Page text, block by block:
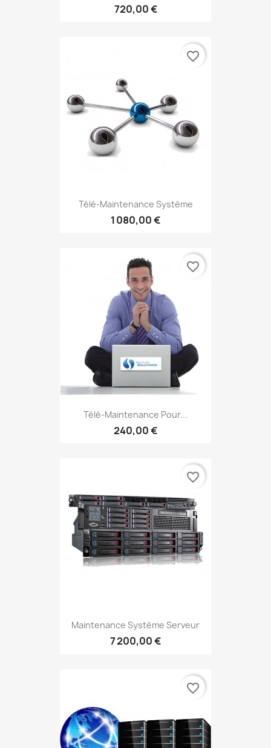
720,00 €
Télé-Maintenance Système
1 080,00 €
favorite_border
Télé-Maintenance Pour...
240,00 €
favorite_border
Maintenance Système Serveur
7 200,00 €
favorite_border
favorite_border